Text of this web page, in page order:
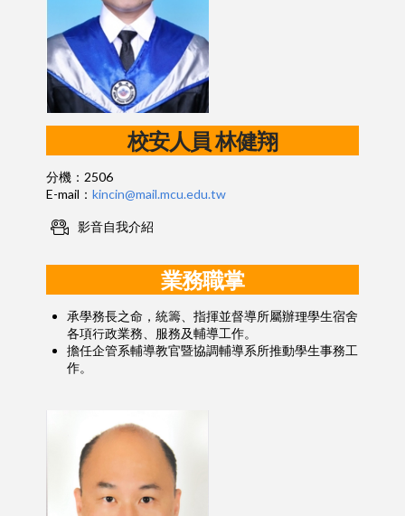
校安人員林健翔
分機：2506
E-mail： kincin@mail.mcu.edu.tw
影音自我介紹
業務職掌
承學務長之命，統籌、指揮並督導所屬辦理學生宿舍
各項行政業務、服務及輔導工作。
擔任企管系輔導教官暨協調輔導系所推動學生事務工
作。